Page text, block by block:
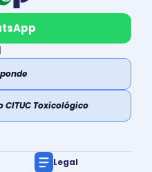
CITUC Toxicológico
Legal